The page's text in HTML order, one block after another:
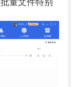
量文件特别